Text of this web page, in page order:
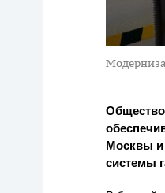
Общество
Москвы и
системы